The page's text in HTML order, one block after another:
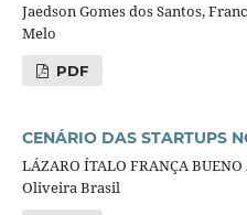
Jaedson Gomes dos Santos,
Melo
PDF
CENÁRIO DAS STARTUPS
LÁZARO ÍTALO FRANÇA
Oliveira Brasil